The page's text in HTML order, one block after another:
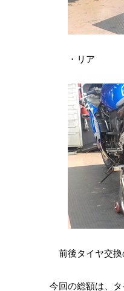
・リア
前後タイヤ交換
今回の総額は、